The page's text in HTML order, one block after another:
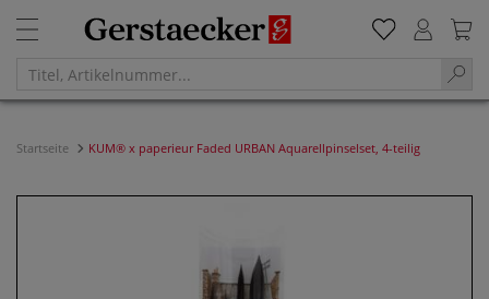
Startseite KUM® x paperieur Faded URBAN Aquarellpinselset, 4-teilig